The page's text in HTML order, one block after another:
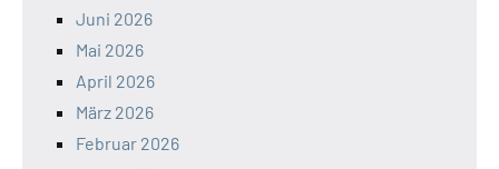
Juni 2026
Mai 2026
April 2026
März 2026
Februar 2026